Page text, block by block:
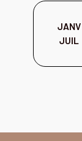
JANV
JUIL